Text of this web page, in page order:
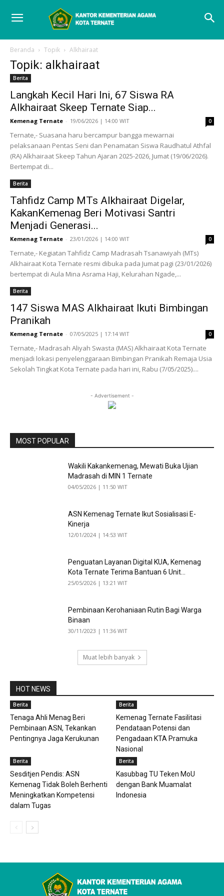
Beranda Topik Alkhairaat
Topik: alkhairaat
Berita
Langkah Kecil Hari Ini, 67 Siswa RA
Alkhairaat Skeep Ternate Siap...
Kemenag Ternate - 19/06/2026 | 14:00 WIT 0
Ternate,- Suasana haru bercampur bangga mewarnai
pelaksanaan Pentas Seni dan Penamatan Siswa Raudhatul Athfal
(RA) Alkhairaat Skeep Tahun Ajaran 2025-2026, Jumat (19/06/2026).
Bertempat di...
Berita
Tahfidz Camp MTs Alkhairaat Digelar,
KakanKemenag Beri Motivasi Santri
Menjadi Generasi...
Kemenag Ternate - 23/01/2026 | 14:00 WIT 0
Ternate,- Kegiatan Tahfidz Camp Madrasah Tsanawiyah (MTs)
Alkhairaat Kota Ternate resmi dibuka pada Jumat pagi (23/01/2026)
bertempat di Aula Mina Asrama Haji, Kelurahan Ngade,...
Berita
147 Siswa MAS Alkhairaat Ikuti Bimbingan
Pranikah
Kemenag Ternate - 07/05/2025 | 17:14 WIT 0
Ternate,- Madrasah Aliyah Swasta (MAS) Alkhairaat Kota Ternate
menjadi lokasi penyelenggaraan Bimbingan Pranikah Remaja Usia
Sekolah Tingkat Kota Ternate pada hari ini, Rabu (7/05/2025)....
- Advertisement -
MOST POPULAR
Wakili Kakankemenag, Mewati Buka Ujian
Madrasah di MIN 1 Ternate
04/05/2026 | 11:50 WIT
ASN Kemenag Ternate Ikut Sosialisasi E-
Kinerja
12/01/2024 | 14:53 WIT
Penguatan Layanan Digital KUA, Kemenag
Kota Ternate Terima Bantuan 6 Unit...
25/05/2026 | 13:21 WIT
Pembinaan Kerohaniaan Rutin Bagi Warga
Binaan
30/11/2023 | 11:36 WIT
Muat lebih banyak
HOT NEWS
Berita
Tenaga Ahli Menag Beri
Pembinaan ASN, Tekankan
Pentingnya Jaga Kerukunan
Berita
Kemenag Ternate Fasilitasi
Pendataan Potensi dan
Pengadaan KTA Pramuka
Nasional
Berita
Sesditjen Pendis: ASN
Kemenag Tidak Boleh Berhenti
Meningkatkan Kompetensi
dalam Tugas
Berita
Kasubbag TU Teken MoU
dengan Bank Muamalat
Indonesia